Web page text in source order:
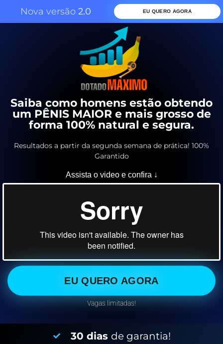
Nova versão 2.0 EU QUERO AGORA
Saiba como homens estão obtendo
um PÊNIS MAIOR e mais grosso de
forma 100% natural e segura.
Resultados a partir da segunda semana de prática! 100%
Garantido
Assista o video e confira ↓
EU QUERO AGORA
Vagas limitadas!
30 dias de garantia!